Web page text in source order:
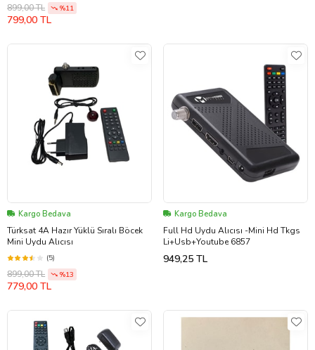
899,00 TL %11
799,00 TL
Kargo Bedava
Türksat 4A Hazır Yüklü Sıralı Böcek
Mini Uydu Alıcısı
(5)
899,00 TL %13
779,00 TL
Kargo Bedava
Full Hd Uydu Alıcısı -Mini Hd Tkgs
Li+Usb+Youtube 6857
949,25 TL